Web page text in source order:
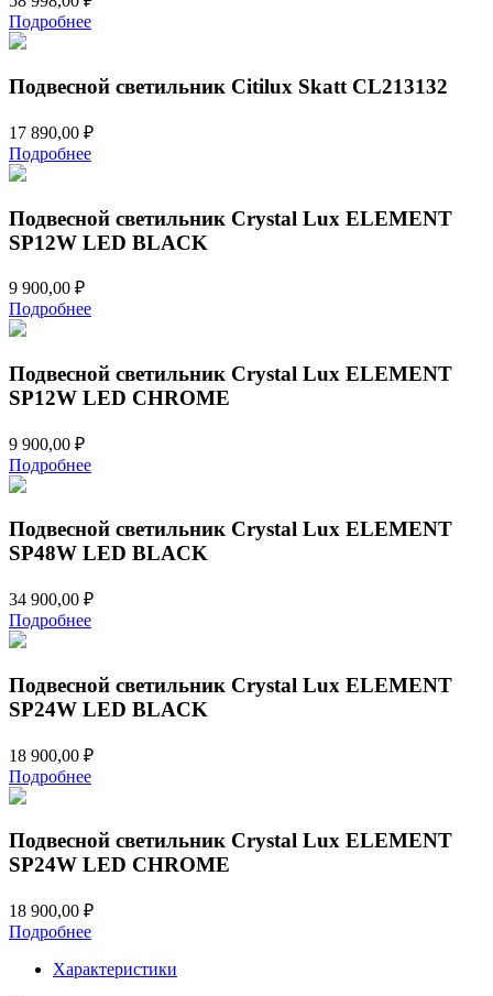
Подробнее
Подвесной светильник Citilux Skatt CL213132
17 890,00 ₽
Подробнее
Подвесной светильник Crystal Lux ELEMENT
SP12W LED BLACK
9 900,00 ₽
Подробнее
Подвесной светильник Crystal Lux ELEMENT
SP12W LED CHROME
9 900,00 ₽
Подробнее
Подвесной светильник Crystal Lux ELEMENT
SP48W LED BLACK
34 900,00 ₽
Подробнее
Подвесной светильник Crystal Lux ELEMENT
SP24W LED BLACK
18 900,00 ₽
Подробнее
Подвесной светильник Crystal Lux ELEMENT
SP24W LED CHROME
18 900,00 ₽
Подробнее
Характеристики